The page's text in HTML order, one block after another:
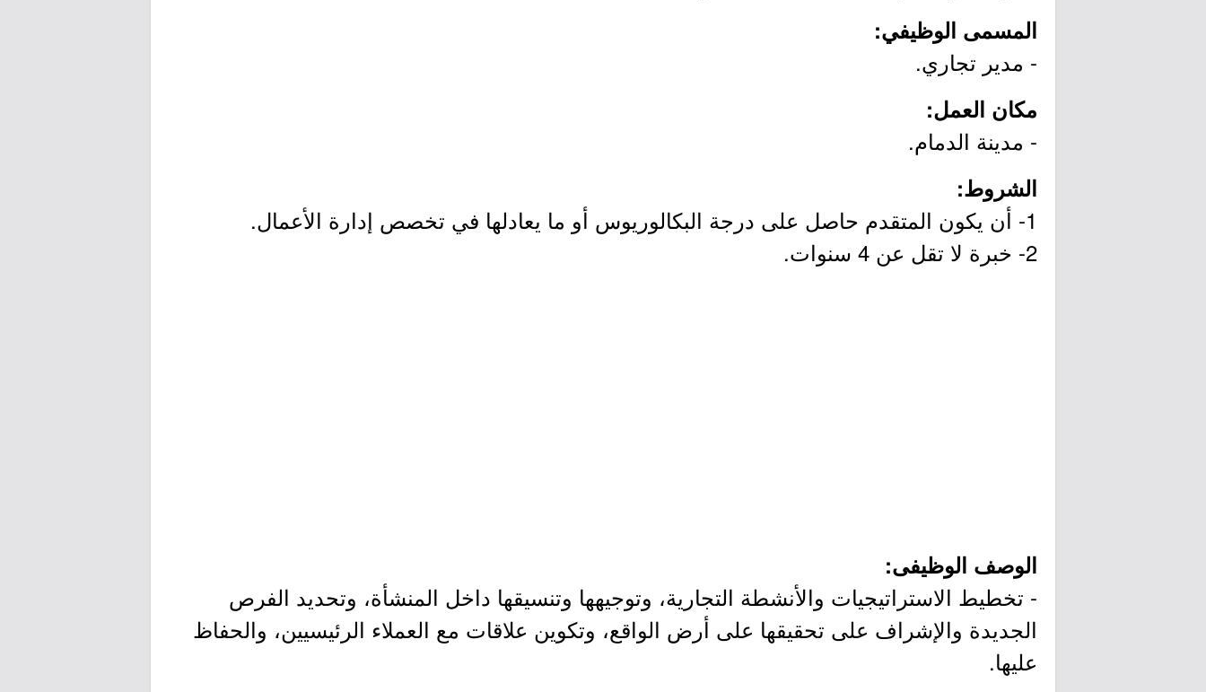
المسمى الوظيفي:
- مدير تجاري.
مكان العمل:
- مدينة الدمام.
الشروط:
1- أن يكون المتقدم حاصل على درجة البكالوريوس أو ما يعادلها في تخصص إدارة الأعمال.
2- خبرة لا تقل عن 4 سنوات.
الوصف الوظيفى:
- تخطيط الاستراتيجيات والأنشطة التجارية، وتوجيهها وتنسيقها داخل المنشأة، وتحديد الفرص
الجديدة والإشراف على تحقيقها على أرض الواقع، وتكوين علاقات مع العملاء الرئيسيين، والحفاظ
عليها.